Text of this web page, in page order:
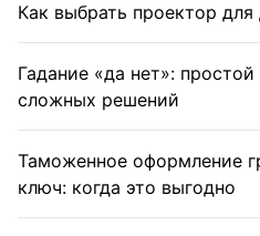
Как выбрать проектор
Гадание «да нет»:
сложных решений
Таможенное оформление
ключ: когда это выгодно